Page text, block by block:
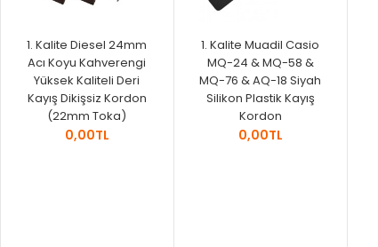
1. Kalite Diesel 24mm
Acı Koyu Kahverengi
Yüksek Kaliteli Deri
Kayış Dikişsiz Kordon
(22mm Toka)
0,00TL
1. Kalite Muadil Casio
MQ-24 & MQ-58 &
MQ-76 & AQ-18 Siyah
Silikon Plastik Kayış
Kordon
0,00TL